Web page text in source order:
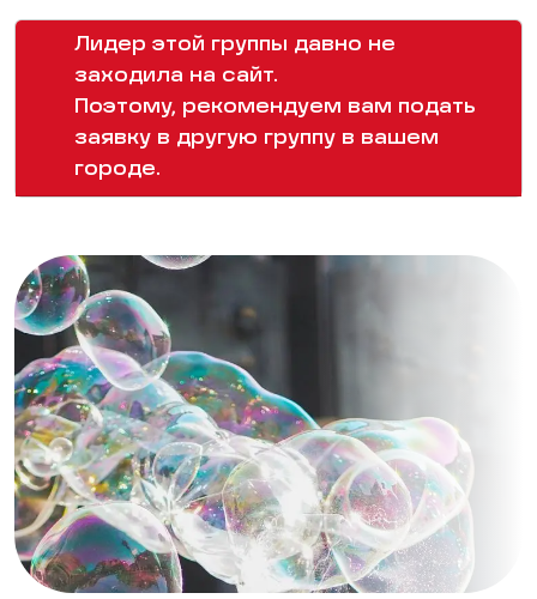
Лидер этой группы давно не
заходила на сайт.
Поэтому, рекомендуем вам подать
заявку в другую группу в вашем
городе.